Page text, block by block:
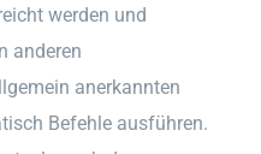
werden und
anderen
anerkannten
Befehle ausführen.